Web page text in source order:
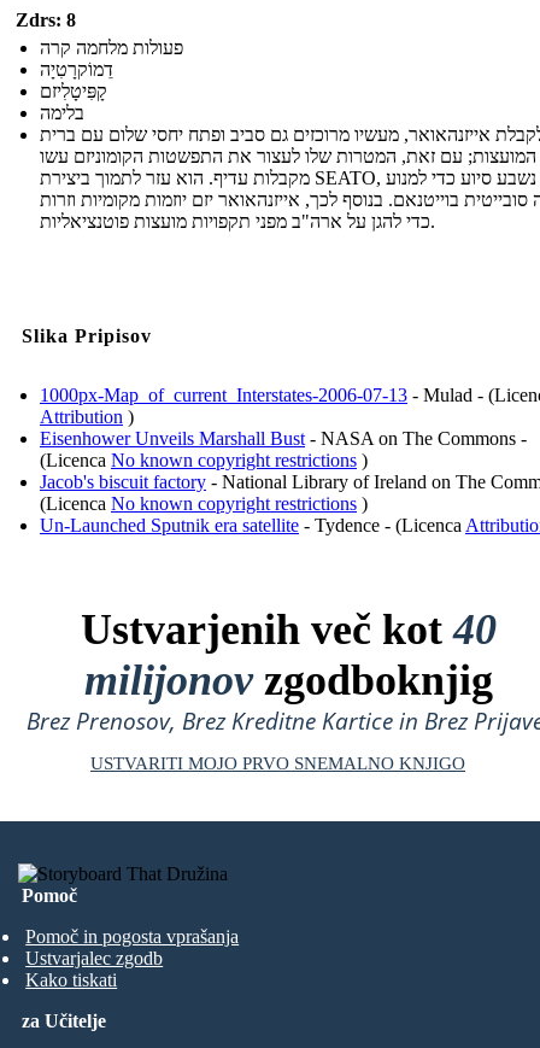
Zdrs: 8
פעולות מלחמה קרה
דֵמוֹקרָטִיָה
קָפִּיטָלִיזם
בלימה
אייזנהאואר, מעשיו מרוכזים גם סביב ופתח יחסי שלום עם ברית
המועצות; עם זאת, המטרות שלו לעצור את התפשטות הקומוניזם עשו
מקבלות עדיף. הוא עזר לתמוך ביצירת SEATO, אשר נשבע סיוע כדי למנוע
בוייטנאם. בנוסף לכך, אייזנהאואר יזם יוזמות מקומיות וזרות
כדי להגן על ארה"ב מפני תקפויות מועצות פוטנציאליות.
Slika Pripisov
1000px-Map_of_current_Interstates-2006-07-13 - Mulad -
Attribution )
Eisenhower Unveils Marshall Bust - NASA on The Commons -
(Licenca No known copyright restrictions )
Jacob's biscuit factory - National Library of Ireland on The
(Licenca No known copyright restrictions )
Un-Launched Sputnik era satellite - Tydence - (Licenca
Ustvarjenih več kot40
milijonovzgodboknjig
Brez Prenosov, Brez Kreditne Kartice in Brez
USTVARITI MOJO PRVO SNEMALNO KNJIGO
Pomoč
Pomoč in pogosta vprašanja
Ustvarjalec zgodb
Kako tiskati
za Učitelje